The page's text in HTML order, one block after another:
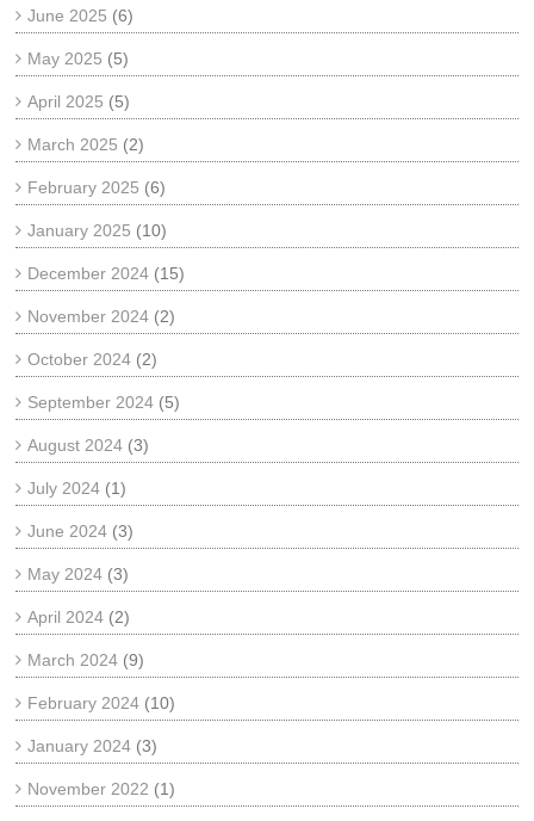
June 2025 (6)
May 2025 (5)
April 2025 (5)
March 2025 (2)
February 2025 (6)
January 2025 (10)
December 2024 (15)
November 2024 (2)
October 2024 (2)
September 2024 (5)
August 2024 (3)
July 2024 (1)
June 2024 (3)
May 2024 (3)
April 2024 (2)
March 2024 (9)
February 2024 (10)
January 2024 (3)
November 2022 (1)